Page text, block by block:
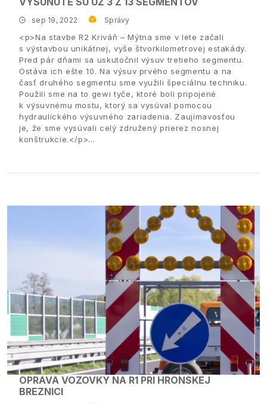
sep 19, 2022 Správy
<p>Na stavbe R2 Kriváň – Mýtna sme v lete začali
s výstavbou unikátnej, vyše štvorkilometrovej estakády.
Pred pár dňami sa uskutočnil výsuv tretieho segmentu.
Ostáva ich ešte 10. Na výsuv prvého segmentu a na
časť druhého segmentu sme využili špeciálnu techniku.
Použili sme na to gewi tyče, ktoré boli pripojené
k výsuvnému mostu, ktorý sa vysúval pomocou
hydraulického výsuvného zariadenia. Zaujímavosťou
je, že sme vysúvali celý združený prierez nosnej
konštrukcie.</p>
OPRAVA VOZOVKY NA R1 PRI HRONSKEJ
BREZNICI